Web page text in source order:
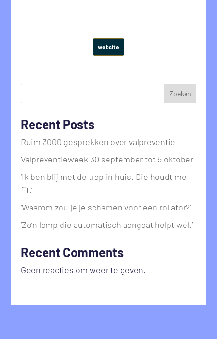
website
Zoeken
Recent Posts
Ruim 3000 gesprekken over valpreventie
Valpreventieweek 30 september tot 5 oktober
‘Ik ben blij met de trap in huis. Die houdt me
fit.’
‘Waarom zou je je schamen voor een rollator?’
‘Zo’n lamp die automatisch aangaat helpt wel.’
Recent Comments
Geen reacties om weer te geven.